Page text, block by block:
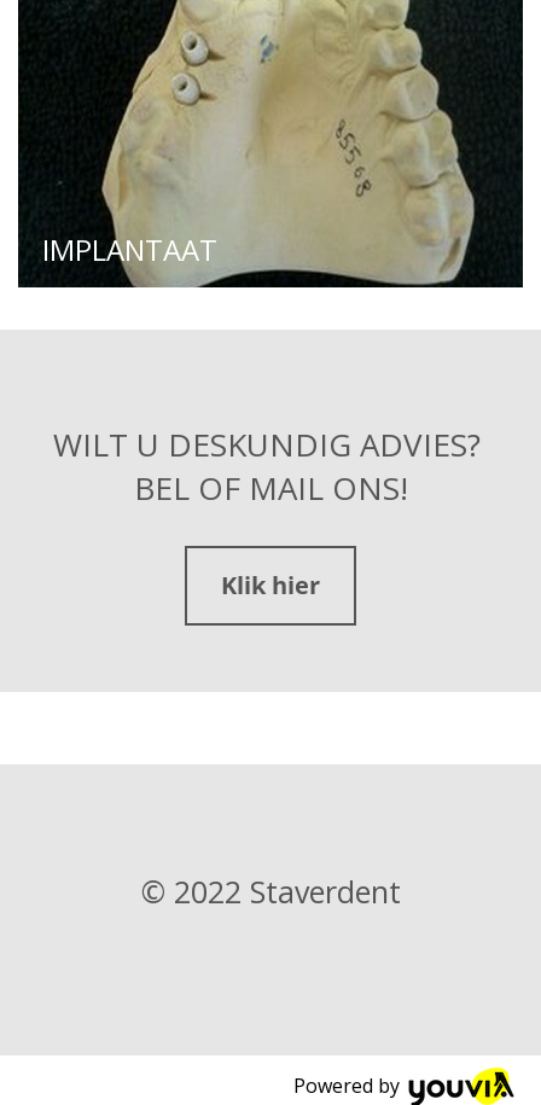
IMPLANTAAT
WILT U DESKUNDIG ADVIES?
BEL OF MAIL ONS!
Klik hier
© 2022 Staverdent
Powered by